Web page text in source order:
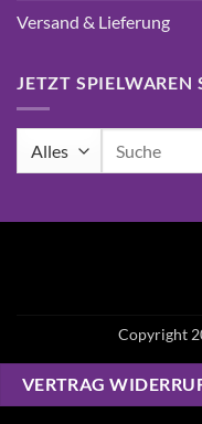
Versand & Lieferung
JETZT SPIELWAREN
Copyright
VERTRAG